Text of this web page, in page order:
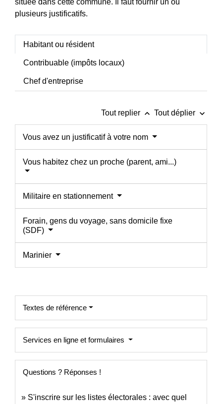
située dans cette commune. Il faut fournir un ou
plusieurs justificatifs.
Habitant ou résident
Contribuable (impôts locaux)
Chef d'entreprise
Tout replier keyboard_arrow_up Tout déplier keyboard_arrow_down
Vous avez un justificatif à votre nom
Vous habitez chez un proche (parent, ami...)
Militaire en stationnement
Forain, gens du voyage, sans domicile fixe
(SDF)
Marinier
Textes de référence
Services en ligne et formulaires
Questions ? Réponses !
S'inscrire sur les listes électorales : avec quel